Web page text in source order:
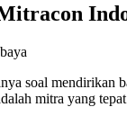
soal mendirikan
mitra yang